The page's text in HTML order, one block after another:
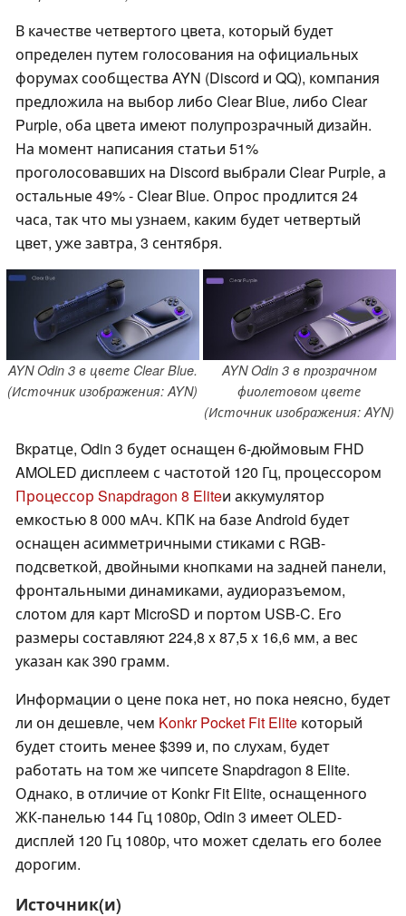
В качестве четвертого цвета, который будет
определен путем голосования на официальных
форумах сообщества AYN (Discord и QQ), компания
предложила на выбор либо Clear Blue, либо Clear
Purple, оба цвета имеют полупрозрачный дизайн.
На момент написания статьи 51%
проголосовавших на Discord выбрали Clear Purple, а
остальные 49% - Clear Blue. Опрос продлится 24
часа, так что мы узнаем, каким будет четвертый
цвет, уже завтра, 3 сентября.
AYN Odin 3 в цвете Clear Blue.
(Источник изображения: AYN)
AYN Odin 3 в прозрачном
фиолетовом цвете
(Источник изображения: AYN)
Вкратце, Odin 3 будет оснащен 6-дюймовым FHD
AMOLED дисплеем с частотой 120 Гц, процессором
Процессор Snapdragon 8 Eliteи аккумулятор
емкостью 8 000 мАч. КПК на базе Android будет
оснащен асимметричными стиками с RGB-
подсветкой, двойными кнопками на задней панели,
фронтальными динамиками, аудиоразъемом,
слотом для карт MicroSD и портом USB-C. Его
размеры составляют 224,8 x 87,5 x 16,6 мм, а вес
указан как 390 грамм.
Информации о цене пока нет, но пока неясно, будет
ли он дешевле, чем Konkr Pocket Fit Elite который
будет стоить менее $399 и, по слухам, будет
работать на том же чипсете Snapdragon 8 Elite.
Однако, в отличие от Konkr Fit Elite, оснащенного
ЖК-панелью 144 Гц 1080p, Odin 3 имеет OLED-
дисплей 120 Гц 1080p, что может сделать его более
дорогим.
Источник(и)